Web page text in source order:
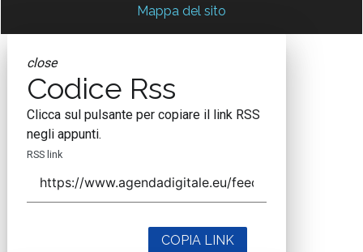
Mappa del sito
close
Codice Rss
Clicca sul pulsante per copiare il link RSS
negli appunti.
RSS link
COPIA LINK